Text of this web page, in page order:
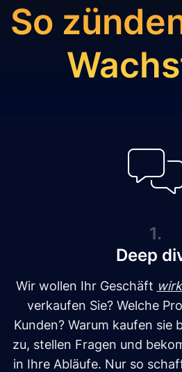
So
1.
Deep
Wir wollen Ihr Geschäft
verkaufen Sie? Welche
Kunden? Warum kaufen sie
zu, stellen Fragen und
in Ihre Abläufe. Nur so